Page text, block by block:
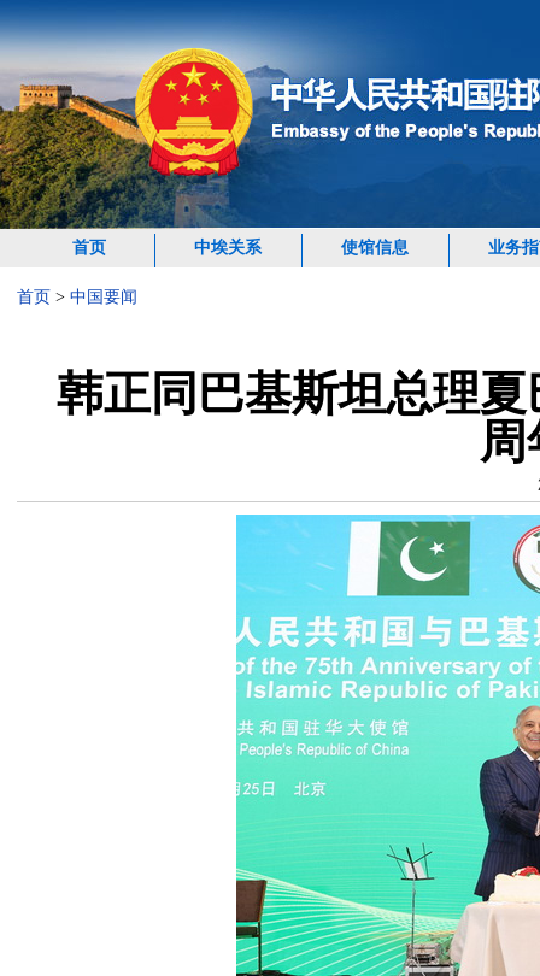
首页 中埃关系 使馆信息 业务
首页 > 中国要闻
韩正同巴基斯坦总理
周